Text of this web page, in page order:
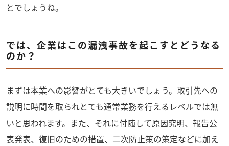
とでしょうね。
では、企業はこの漏洩事故を起こすとどうなる
のか？
まずは本業への影響がとても大きいでしょう。取引先への
説明に時間を取られとても通常業務を行えるレベルでは無
いと思われます。また、それに付随して原因究明、報告公
表発表、復旧のための措置、二次防止策の策定などに加え